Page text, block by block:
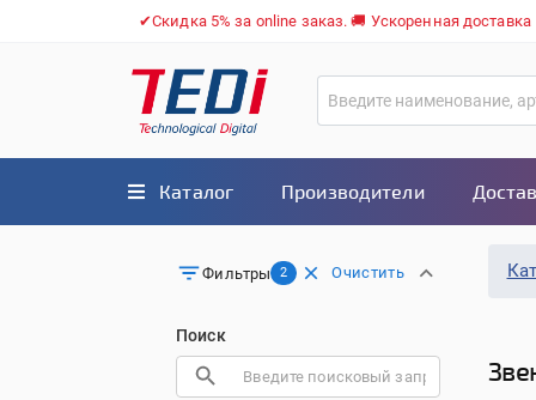
✔Скидка 5% за online заказ. 🚚 Ускоренная
Каталог Производители
Фильтры 2 Очистить
Поиск